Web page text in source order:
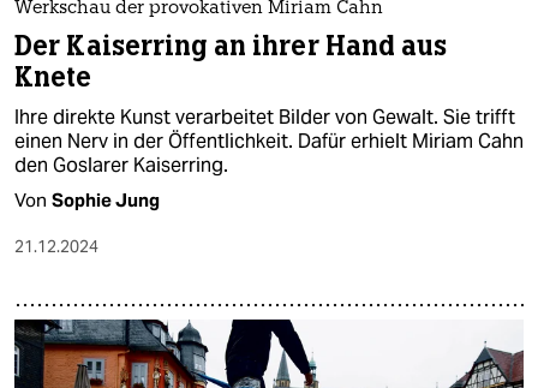
Werkschau der provokativen Miriam Cahn
Der Kaiserring an ihrer Hand aus
Knete
Ihre direkte Kunst verarbeitet Bilder von Gewalt. Sie trifft
einen Nerv in der Öffentlichkeit. Dafür erhielt Miriam Cahn
den Goslarer Kaiserring.
Von Sophie Jung
21.12.2024